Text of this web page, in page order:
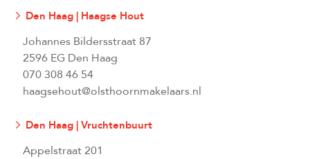
Den Haag | Haagse Hout
Johannes Bildersstraat 87
2596 EG Den Haag
070 308 46 54
haagsehout@olsthoornmakelaars.nl
Den Haag | Vruchtenbuurt
Appelstraat 201